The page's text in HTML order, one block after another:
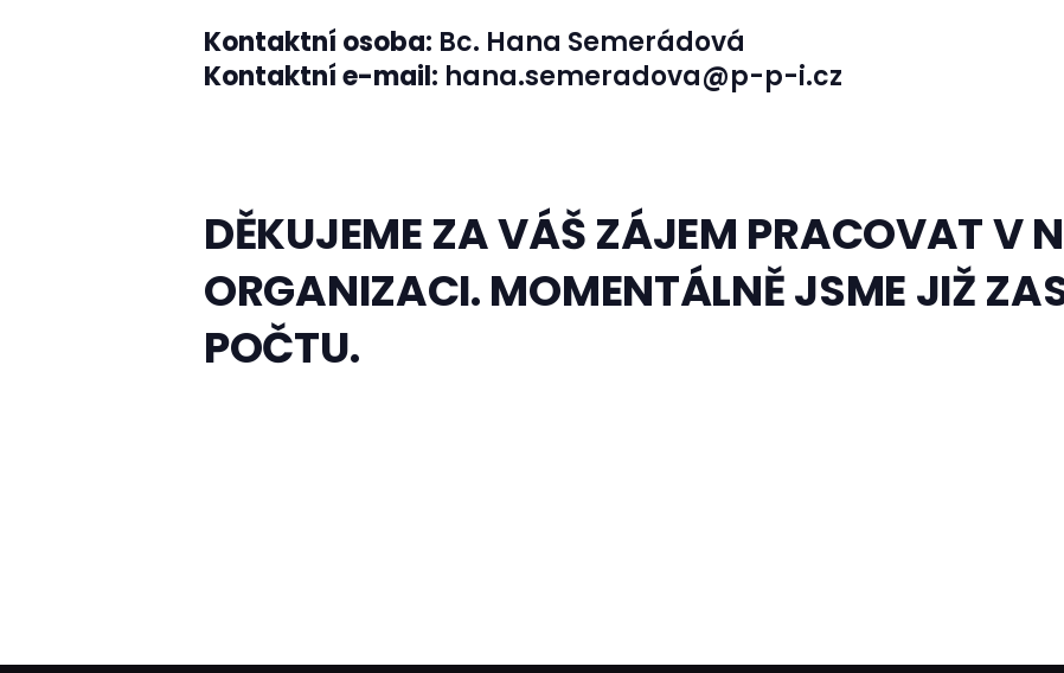
Kontaktní osoba: Bc. Hana Semerádová
Kontaktní e-mail: hana.semeradova@p-p-i.cz
DĚKUJEME ZA VÁŠ ZÁJEM PRACOVAT V
ORGANIZACI. MOMENTÁLNĚ JSME JIŽ
POČTU.